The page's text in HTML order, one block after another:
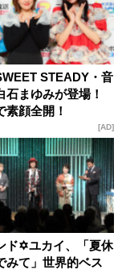
STEADY・音
石まゆみが登場！
素顔全開！
AD
ド✡ユカイ、「夏休
みて」世界的ベス